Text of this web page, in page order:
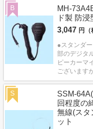
MH-
ド製 防
3,047 円（
●スタンダ
部のデジタ
ピーカーマ
ございます
B
SSM-
回程度の
無線(スタ
ット
S